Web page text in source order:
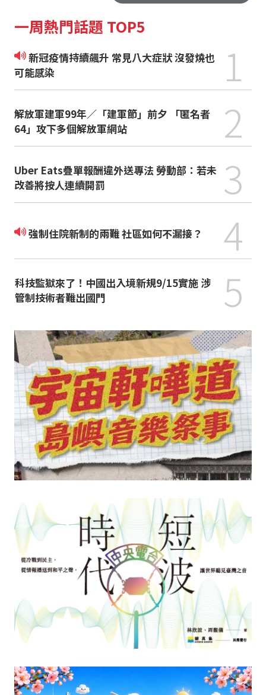
一周熱門話題 TOP5
新冠疫情持續飆升 常見八大症狀 沒發燒也
可能感染
1
解放軍建軍99年／「建軍節」前夕 「匿名者
64」攻下多個解放軍網站
2
Uber Eats疊單報酬違外送專法 勞動部：若未
改善將按人連續開罰
3
強制住院新制的兩難 社區如何不漏接？ 4
科技監獄來了！中國出入境新規9/15實施 涉
管制技術者難出國門
5